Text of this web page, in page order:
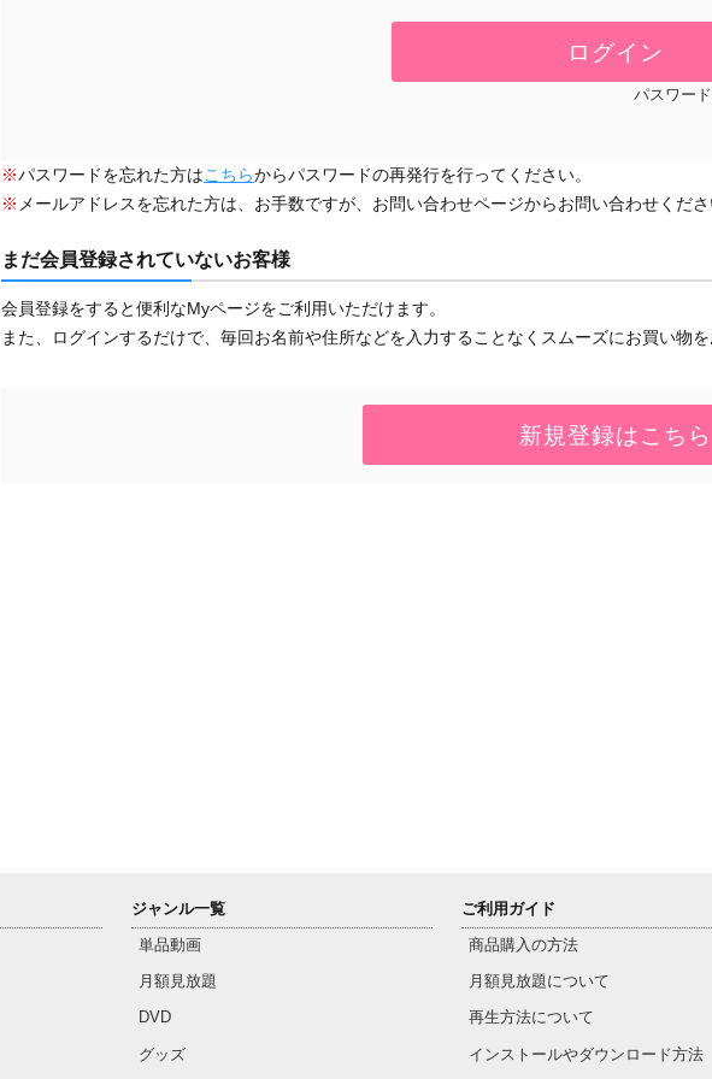
パスワー
※パスワードを忘れた方はこちらからパスワードの再発行を行ってください。
※ メールアドレスを忘れた方は、お手数ですが、お問い合わせページからお問い合わせくださ
まだ会員登録されていないお客様
会員登録をすると便利なMyページをご利用いただけます。
また、ログインするだけで、毎回お名前や住所などを入力することなくスムーズにお買い物を
ジャンル一覧
単品動画
月額見放題
DVD
グッズ
ご利用ガイド
商品購入の方法
月額見放題について
再生方法について
インストールやダウンロード方法